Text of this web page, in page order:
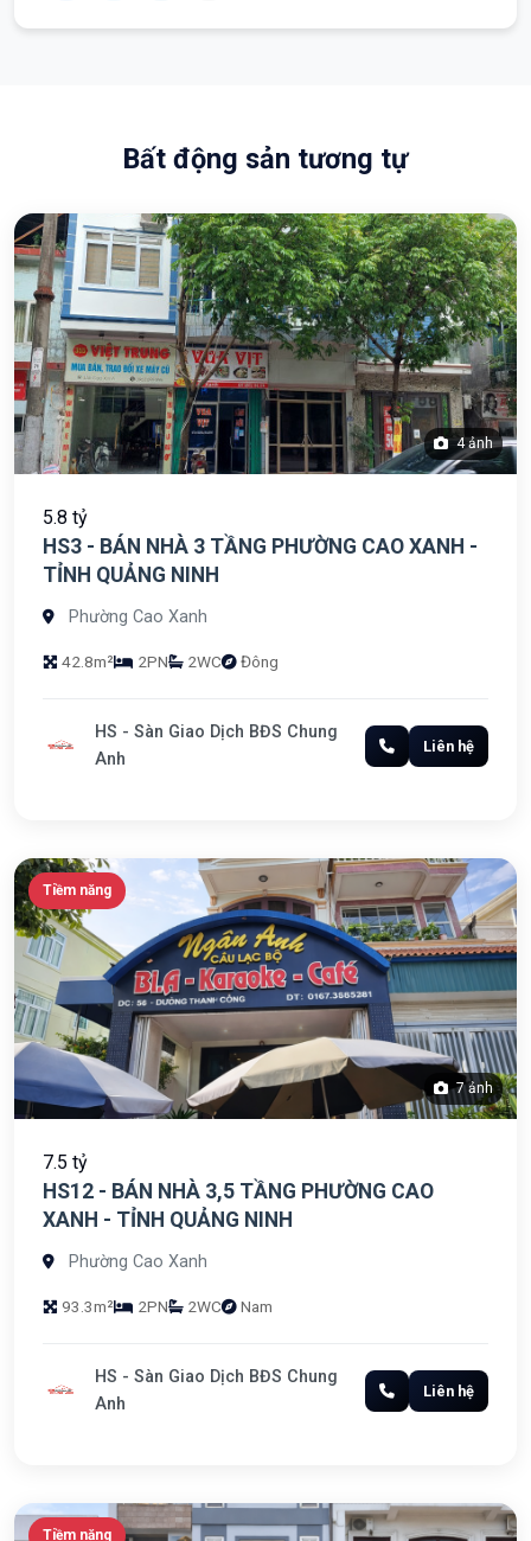
Bất động sản tương tự
4 ảnh
5.8 tỷ
HS3 - BÁN NHÀ 3 TẦNG PHƯỜNG CAO XANH -
TỈNH QUẢNG NINH
Phường Cao Xanh
42.8m² 2PN 2WC Đông
HS - Sàn Giao Dịch BĐS Chung
Anh
Liên hệ
Tiềm năng
7 ảnh
7.5 tỷ
HS12 - BÁN NHÀ 3,5 TẦNG PHƯỜNG CAO
XANH - TỈNH QUẢNG NINH
Phường Cao Xanh
93.3m² 2PN 2WC Nam
HS - Sàn Giao Dịch BĐS Chung
Anh
Liên hệ
Tiềm năng